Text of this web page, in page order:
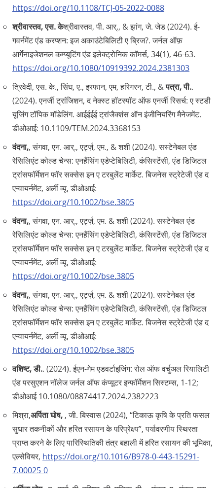
https://doi.org/10.1108/TCJ-05-2022-0088
श्रीवास्तव, एस. केश्रीवास्तव, पी. आर्‌., & झांग, जे. जेड (2024). ई-
गवर्नमेंट एंड करप्शन: इज अकाउंटेबिलिटी ए ब्रिज?. जर्नल ऑफ़
आर्गेनाइजेशनल कम्प्यूटिंग एंड इलेक्ट्रोनिक कॉमर्स, 34(1), 46-63.
https://doi.org/10.1080/10919392.2024.2381303
त्रिवेदी, एस. के., सिंघ, ए., इरफान, एम, हरिगरन, टी., &पत्रा, पी..
(2024). एनर्जी ट्रांजिशन, द नेक्स्ट हॉटस्पॉट ऑफ एनर्जी रिसर्च: ए स्टडी
यूजिंग टॉपिक मॉडेलिंग. आईईईई ट्रांजैक्शंस ऑन इंजीनियरिंग मैनेजमेंट.
डीओआई: 10.1109/TEM.2024.3368153
वंदना,, संगवा, एन. आर्‌., एर्ट्ज़, एम., & शशी (2024). सस्टेनेबल एंड
रेसिलिएंट कोल्ड चेन्स: एनहैंसिंग एडेप्टेबिलिटी, कंसिस्टेंसी, एंड डिजिटल
ट्रांसफॉर्मेशन फॉर सक्सेस इन ए टरबुलेंट मार्केट. बिजनेस स्ट्रेटेजी एंड द
एन्वायर्नमेंट, अर्ली व्यू, डीओआई:
https://doi.org/10.1002/bse.3805
वंदना,, संगवा, एन. आर्‌., एर्ट्ज़, एम. & शशी (2024). सस्टेनेबल एंड
रेसिलिएंट कोल्ड चेन्स: एनहैंसिंग एडेप्टेबिलिटी, कंसिस्टेंसी, एंड डिजिटल
ट्रांसफॉर्मेशन फॉर सक्सेस इन ए टरबुलेंट मार्केट. बिजनेस स्ट्रेटेजी एंड द
एन्वायर्नमेंट, अर्ली व्यू, डीओआई:
https://doi.org/10.1002/bse.3805
वंदना,, संगवा, एन. आर्‌., एर्ट्ज़, एम. & शशी (2024). सस्टेनेबल एंड
रेसिलिएंट कोल्ड चेन्स: एनहैंसिंग एडेप्टेबिलिटी, कंसिस्टेंसी, एंड डिजिटल
ट्रांसफॉर्मेशन फॉर सक्सेस इन ए टरबुलेंट मार्केट. बिजनेस स्ट्रेटेजी एंड द
एन्वायर्नमेंट, अर्ली व्यू, डीओआई:
https://doi.org/10.1002/bse.3805
वशिष्ट, डी.. (2024). ईएन-गेम एडवर्टाइजिंग: रोल ऑफ वर्चुअल रियालिटी
एंड परसुएशन नॉलेज जर्नल ऑफ कंप्यूटर इन्फॉर्मेशन सिस्टम्स, 1-12;
डीओआई 10.1080/08874417.2024.2382223
मिश्रा,अर्पिता घोष, , जी. बिस्वास (2024), “टिकाऊ कृषि के प्रति फसल
सुधार तकनीकों और हरित रसायन के परिप्रेक्ष्य”, पर्यावरणीय स्थिरता
प्राप्त करने के लिए पारिस्थितिकी तंत्र बहाली में हरित रसायन की भूमिका,
एल्सेवियर, https://doi.org/10.1016/B978-0-443-15291-
7.00025-0